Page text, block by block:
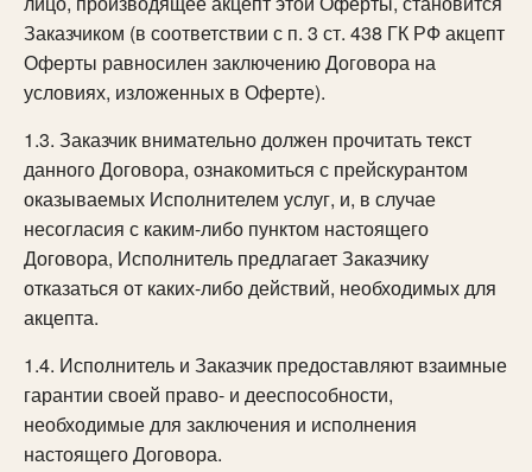
Заказчиком (в соответствии с п. 3 ст. 438 ГК РФ акцепт
Оферты равносилен заключению Договора на
условиях, изложенных в Оферте).
1.3. Заказчик внимательно должен прочитать текст
данного Договора, ознакомиться с прейскурантом
оказываемых Исполнителем услуг, и, в случае
несогласия с каким-либо пунктом настоящего
Договора, Исполнитель предлагает Заказчику
отказаться от каких-либо действий, необходимых для
акцепта.
1.4. Исполнитель и Заказчик предоставляют взаимные
гарантии своей право- и дееспособности,
необходимые для заключения и исполнения
настоящего Договора.